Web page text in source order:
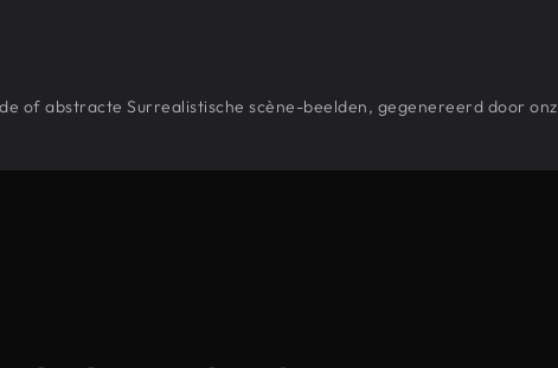
of abstracte Surrealistische scène-beelden, gegenereerd door